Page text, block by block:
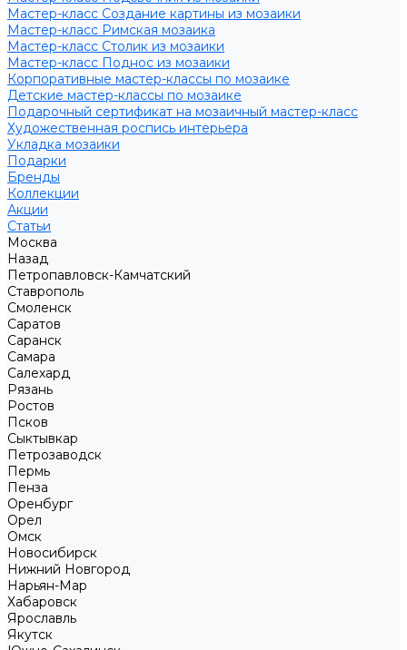
Мастер-класс Создание картины из мозаики
Мастер-класс Римская мозаика
Мастер-класс Столик из мозаики
Мастер-класс Поднос из мозаики
Корпоративные мастер-классы по мозаике
Детские мастер-классы по мозаике
Подарочный сертификат на мозаичный мастер-класс
Художественная роспись интерьера
Укладка мозаики
Подарки
Бренды
Коллекции
Акции
Статьи
Москва
Назад
Петропавловск-Камчатский
Ставрополь
Смоленск
Саратов
Саранск
Самара
Салехард
Рязань
Ростов
Псков
Сыктывкар
Петрозаводск
Пермь
Пенза
Оренбург
Орел
Омск
Новосибирск
Нижний Новгород
Нарьян-Мар
Хабаровск
Ярославль
Якутск